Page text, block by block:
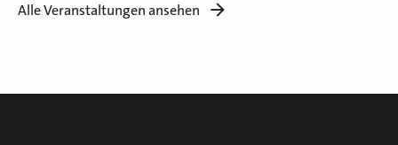
Alle Veranstaltungen ansehen